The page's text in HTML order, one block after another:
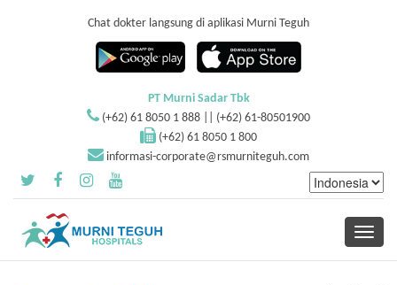
Chat dokter langsung di aplikasi Murni Teguh
PT Murni Sadar Tbk
(+62) 61 8050 1 888 || (+62) 61-80501900
(+62) 61 8050 1 800
informasi-corporate@rsmurniteguh.com
Toggle